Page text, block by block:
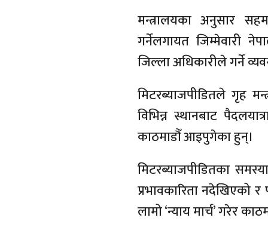
मन्त्रालयका अनुसार
गर्नेलगायत जिम्मेवारी
जिल्ला अधिकारीले गर्ने
मिटरब्याजपीडितले गृह
विभिन्न स्थानबाट
काठमाडौँ आइपुगेका हुन्।
मिटरब्याजपीडितका
प्रभावकारिता नदेखिएको
लामो ‘न्याय मार्च’ गरेर